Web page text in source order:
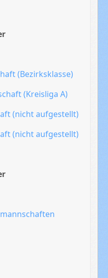
(Bezirksklasse)
(Kreisliga A)
(nicht aufgestellt)
(nicht aufgestellt)